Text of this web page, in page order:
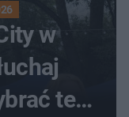
w
ten